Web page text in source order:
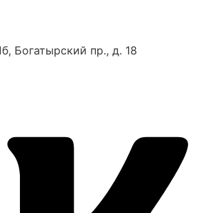
Богатырский пр., д. 18